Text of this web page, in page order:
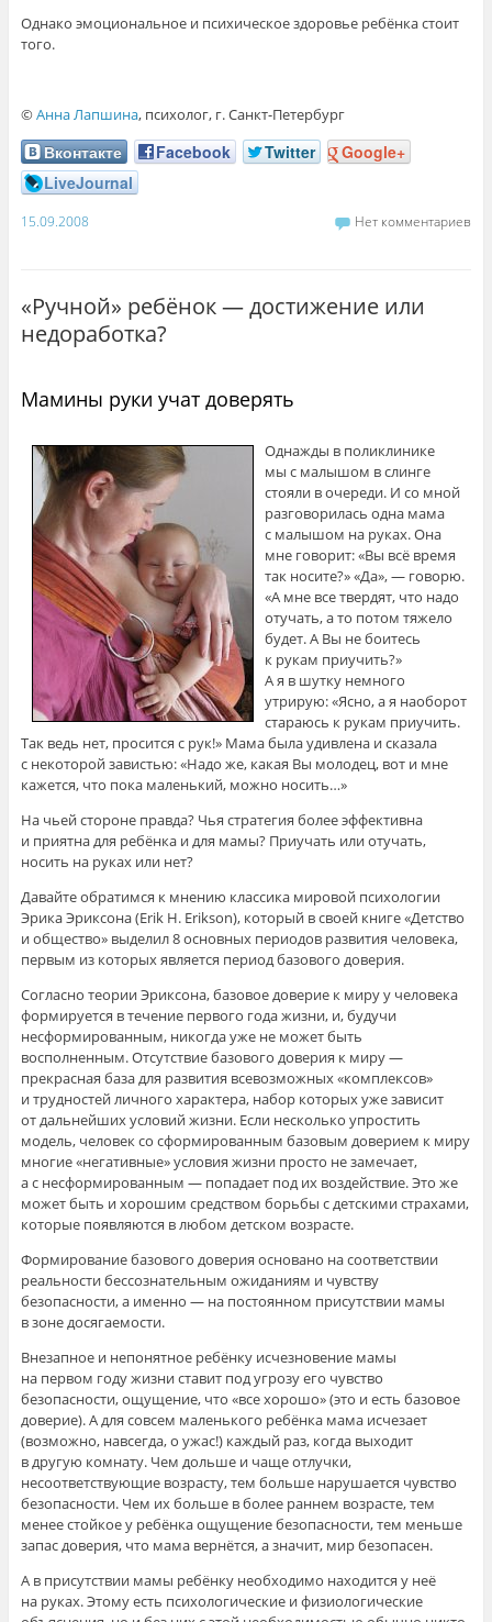
Однако эмоциональное и психическое здоровье ребёнка стоит
того.
©Анна Лапшина, психолог, г. Санкт-Петербург
Вконтакте Facebook Twitter
Google+
LiveJournal
15.09.2008 Нет комментариев
«Ручной» ребёнок — достижение или
недоработка?
Мамины руки учат доверять
Однажды в поликлинике
мы с малышом в слинге
стояли в очереди. И со мной
разговорилась одна мама
с малышом на руках. Она
мне говорит: «Вы всё время
так носите?» «Да», — говорю.
«А мне все твердят, что надо
отучать, а то потом тяжело
будет. А Вы не боитесь
к рукам приучить?»
А я в шутку немного
утрирую: «Ясно, а я наоборот
стараюсь к рукам приучить.
Так ведь нет, просится с рук!» Мама была удивлена и сказала
с некоторой завистью: «Надо же, какая Вы молодец, вот и мне
кажется, что пока маленький, можно носить…»
На чьей стороне правда? Чья стратегия более эффективна
и приятна для ребёнка и для мамы? Приучать или отучать,
носить на руках или нет?
Давайте обратимся к мнению классика мировой психологии
Эрика Эриксона (Erik H. Erikson), который в своей книге «Детство
и общество» выделил 8 основных периодов развития человека,
первым из которых является период базового доверия.
Согласно теории Эриксона, базовое доверие к миру у человека
формируется в течение первого года жизни, и, будучи
несформированным, никогда уже не может быть
восполненным. Отсутствие базового доверия к миру —
прекрасная база для развития всевозможных «комплексов»
и трудностей личного характера, набор которых уже зависит
от дальнейших условий жизни. Если несколько упростить
модель, человек со сформированным базовым доверием к миру
многие «негативные» условия жизни просто не замечает,
а с несформированным — попадает под их воздействие. Это же
может быть и хорошим средством борьбы с детскими страхами,
которые появляются в любом детском возрасте.
Формирование базового доверия основано на соответствии
реальности бессознательным ожиданиям и чувству
безопасности, а именно — на постоянном присутствии мамы
в зоне досягаемости.
Внезапное и непонятное ребёнку исчезновение мамы
на первом году жизни ставит под угрозу его чувство
безопасности, ощущение, что «все хорошо» (это и есть базовое
доверие). А для совсем маленького ребёнка мама исчезает
(возможно, навсегда, о ужас!) каждый раз, когда выходит
в другую комнату. Чем дольше и чаще отлучки,
несоответствующие возрасту, тем больше нарушается чувство
безопасности. Чем их больше в более раннем возрасте, тем
менее стойкое у ребёнка ощущение безопасности, тем меньше
запас доверия, что мама вернётся, а значит, мир безопасен.
А в присутствии мамы ребёнку необходимо находится у неё
на руках. Этому есть психологические и физиологические